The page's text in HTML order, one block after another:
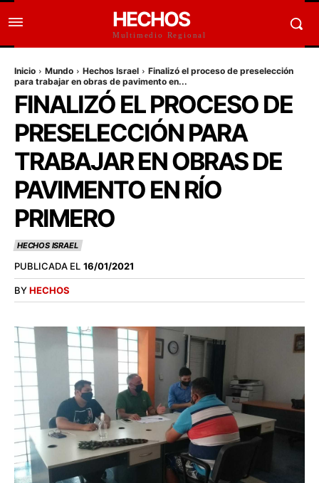
HECHOS
Multimedio Regional
Inicio Mundo Hechos Israel
Finalizó el proceso de preselección
para trabajar en obras de pavimento en...
FINALIZÓ EL PROCESO DE
PRESELECCIÓN PARA
TRABAJAR EN OBRAS DE
PAVIMENTO EN RÍO
PRIMERO
HECHOS ISRAEL
PUBLICADA EL 16/01/2021
BYHECHOS